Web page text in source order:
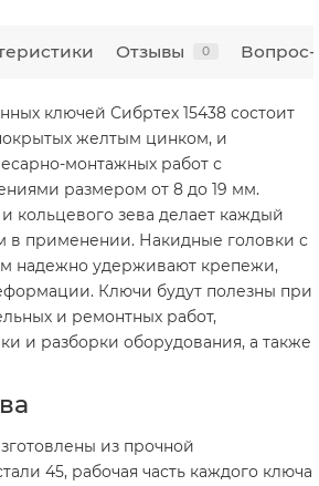
Отзывы 0 Вопрос-
ключей Сибртех 15438 состоит
желтым цинком, и
монтажных работ с
размером от 8 до 19 мм.
кольцевого зева делает каждый
в применении. Накидные головки с
надежно удерживают крепежи,
Ключи будут полезны при
и ремонтных работ,
и разборки оборудования, а также
из прочной
45, рабочая часть каждого ключа